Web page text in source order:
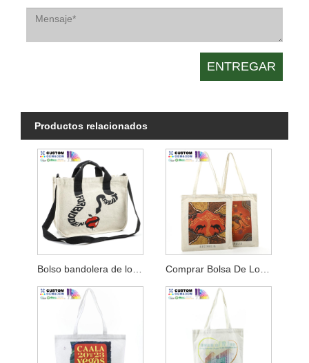
Productos relacionados
Bolso bandolera de lona con cuerpo cruzado